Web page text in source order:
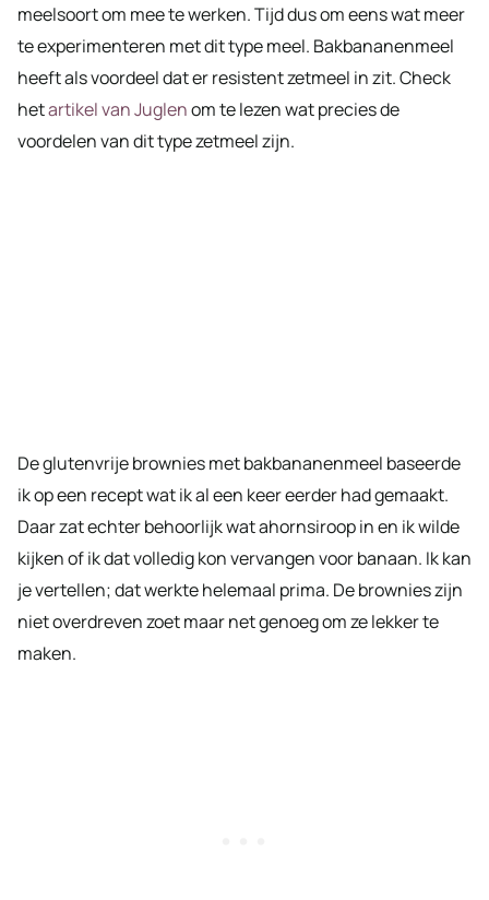
meelsoort om mee te werken. Tijd dus om eens wat meer
te experimenteren met dit type meel. Bakbananenmeel
heeft als voordeel dat er resistent zetmeel in zit. Check
hetartikel van Juglenom te lezen wat precies de
voordelen van dit type zetmeel zijn.
De glutenvrije brownies met bakbananenmeel baseerde
ik op een recept wat ik al een keer eerder had gemaakt.
Daar zat echter behoorlijk wat ahornsiroop in en ik wilde
kijken of ik dat volledig kon vervangen voor banaan. Ik kan
je vertellen; dat werkte helemaal prima. De brownies zijn
niet overdreven zoet maar net genoeg om ze lekker te
maken.